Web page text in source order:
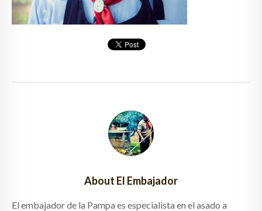
About El Embajador
El embajador de la Pampa es especialista en el asado a